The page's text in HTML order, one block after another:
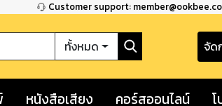
Customer support:
ทั้งหมด จัด
หนังสือเสียง คอร์สออนไลน์